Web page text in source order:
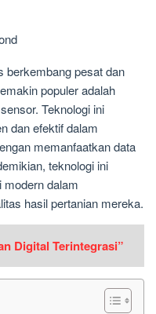
berkembang pesat dan
populer adalah
Teknologi ini
dan efektif dalam
memanfaatkan data
teknologi ini
modern dalam
hasil pertanian mereka.
Digital Terintegrasi”